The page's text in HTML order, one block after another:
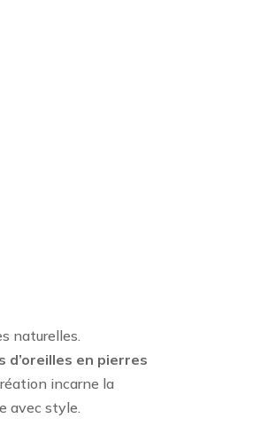
naturelles.
d’oreilles en pierres
incarne la
avec style.